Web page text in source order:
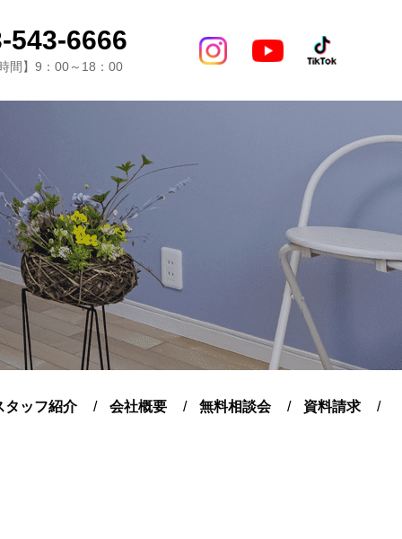
543-6666
間】9：00～18：00
タッフ紹介 会社概要 無料相談会 資料請求